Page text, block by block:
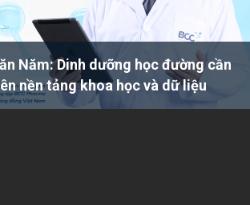
Năm: Dinh dưỡng học đường cần
nền tảng khoa học và dữ liệu